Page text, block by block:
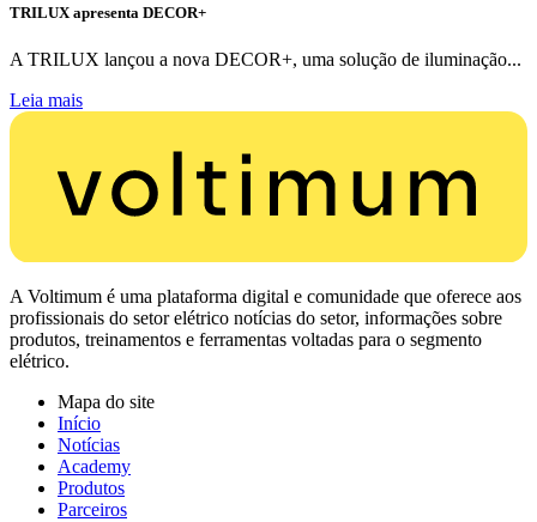
TRILUX apresenta DECOR+
A TRILUX lançou a nova DECOR+, uma solução de iluminação...
Leia mais
A Voltimum é uma plataforma digital e comunidade que oferece aos
profissionais do setor elétrico notícias do setor, informações sobre
produtos, treinamentos e ferramentas voltadas para o segmento
elétrico.
Mapa do site
Início
Notícias
Academy
Produtos
Parceiros